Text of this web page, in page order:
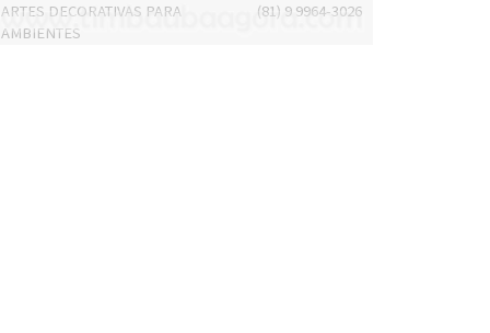
ARTES DECORATIVAS PARA
AMBIENTES
(81) 9 9964-3026